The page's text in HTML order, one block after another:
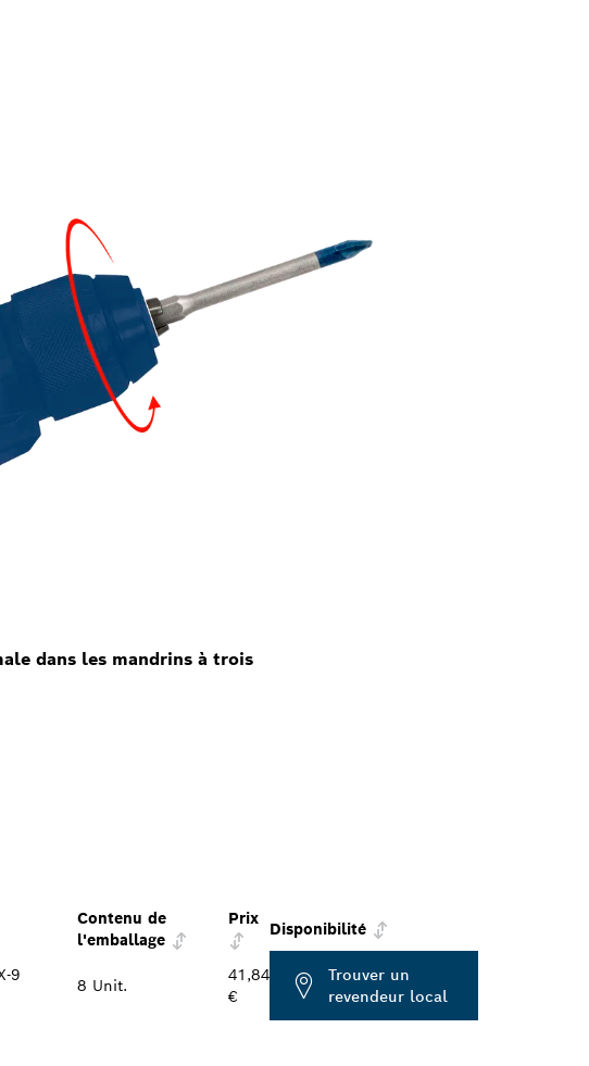
dans les mandrins à trois
Contenu de
l'emballage
Prix
Disponibilité
9
8 Unit.
41,84
€
Trouver un
revendeur local